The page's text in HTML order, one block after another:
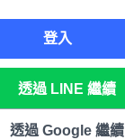
登入
透過 LINE 繼續
透過 Google 繼續